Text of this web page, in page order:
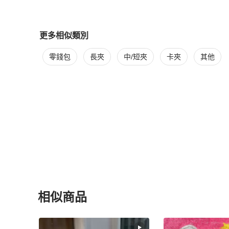
更多相似類別
更多Celine 女士錢包 / 小皮件相似商品推薦
零錢包 長夾 中/短夾 卡夾 其他
相似商品
更多相似Celine女士錢包 / 小皮件 推薦精品